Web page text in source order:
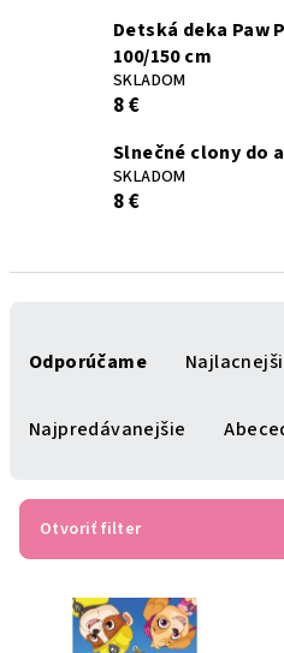
Detská deka Paw
100/150 cm
SKLADOM
8 €
Slnečné clony do
SKLADOM
8 €
p
Odporúčame
Najpredávanejšie
Otvoriť filter